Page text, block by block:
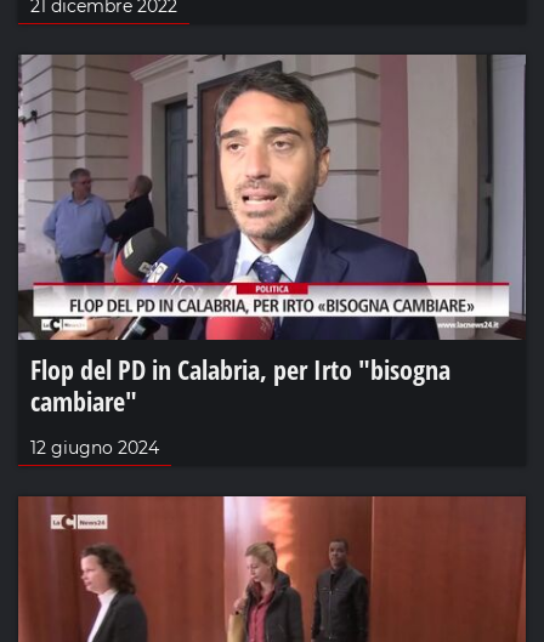
21 dicembre 2022
Flop del PD in Calabria, per Irto "bisogna
cambiare"
12 giugno 2024